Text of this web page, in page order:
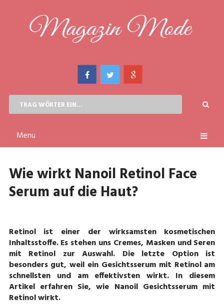
Menu
Wie wirkt Nanoil Retinol Face
Serum auf die Haut?
Retinol ist einer der wirksamsten kosmetischen
Inhaltsstoffe. Es stehen uns Cremes, Masken und Seren
mit Retinol zur Auswahl. Die letzte Option ist
besonders gut, weil ein Gesichtsserum mit Retinol am
schnellsten und am effektivsten wirkt. In diesem
Artikel erfahren Sie, wie Nanoil Gesichtsserum mit
Retinol wirkt.